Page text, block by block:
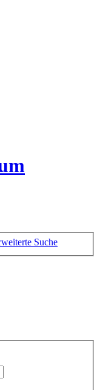
Suche